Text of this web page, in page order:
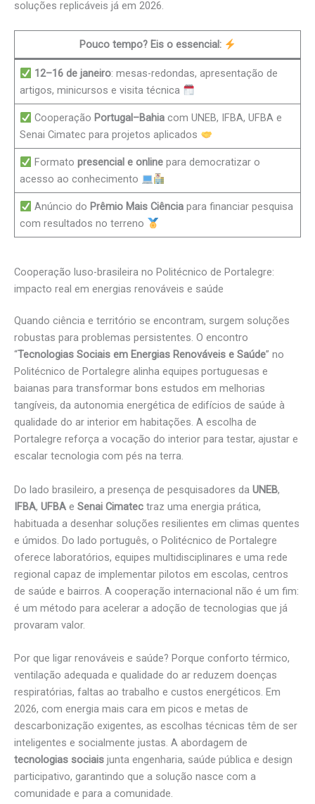
soluções replicáveis já em 2026.
Pouco tempo? Eis o essencial:
12–16 de janeiro: mesas-redondas, apresentação de
artigos, minicursos e visita técnica
Cooperação Portugal–Bahiacom UNEB, IFBA, UFBA e
Senai Cimatec para projetos aplicados
Formato presencial e onlinepara democratizar o
acesso ao conhecimento
Anúncio do Prêmio Mais Ciênciapara financiar pesquisa
com resultados no terreno
Cooperação luso-brasileira no Politécnico de Portalegre:
impacto real em energias renováveis e saúde
Quando ciência e território se encontram, surgem soluções
robustas para problemas persistentes. O encontro
“Tecnologias Sociais em Energias Renováveis e Saúde” no
Politécnico de Portalegre alinha equipes portuguesas e
baianas para transformar bons estudos em melhorias
tangíveis, da autonomia energética de edifícios de saúde à
qualidade do ar interior em habitações. A escolha de
Portalegre reforça a vocação do interior para testar, ajustar e
escalar tecnologia com pés na terra.
Do lado brasileiro, a presença de pesquisadores da UNEB,
IFBA, UFBA e Senai Cimatec traz uma energia prática,
habituada a desenhar soluções resilientes em climas quentes
e úmidos. Do lado português, o Politécnico de Portalegre
oferece laboratórios, equipes multidisciplinares e uma rede
regional capaz de implementar pilotos em escolas, centros
de saúde e bairros. A cooperação internacional não é um fim:
é um método para acelerar a adoção de tecnologias que já
provaram valor.
Por que ligar renováveis e saúde? Porque conforto térmico,
ventilação adequada e qualidade do ar reduzem doenças
respiratórias, faltas ao trabalho e custos energéticos. Em
2026, com energia mais cara em picos e metas de
descarbonização exigentes, as escolhas técnicas têm de ser
inteligentes e socialmente justas. A abordagem de
tecnologias sociais junta engenharia, saúde pública e design
participativo, garantindo que a solução nasce com a
comunidade e para a comunidade.